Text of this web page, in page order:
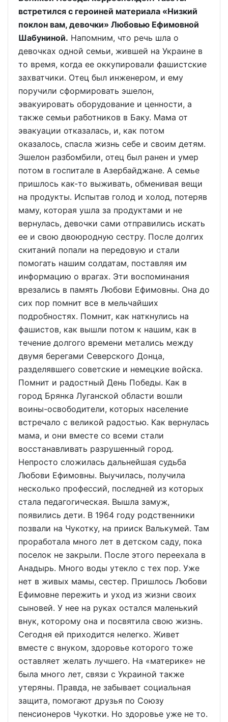
встретился с героиней материала «Низкий
поклон вам, девочки» Любовью Ефимовной
Шабуниной. Напомним, что речь шла о
девочках одной семьи, жившей на Украине в
то время, когда ее оккупировали фашистские
захватчики. Отец был инженером, и ему
поручили сформировать эшелон,
эвакуировать оборудование и ценности, а
также семьи работников в Баку. Мама от
эвакуации отказалась, и, как потом
оказалось, спасла жизнь себе и своим детям.
Эшелон разбомбили, отец был ранен и умер
потом в госпитале в Азербайджане. А семье
пришлось как-то выживать, обменивая вещи
на продукты. Испытав голод и холод, потеряв
маму, которая ушла за продуктами и не
вернулась, девочки сами отправились искать
ее и свою двоюродную сестру. После долгих
скитаний попали на передовую и стали
помогать нашим солдатам, поставляя им
информацию о врагах. Эти воспоминания
врезались в память Любови Ефимовны. Она до
сих пор помнит все в мельчайших
подробностях. Помнит, как наткнулись на
фашистов, как вышли потом к нашим, как в
течение долгого времени метались между
двумя берегами Северского Донца,
разделявшего советские и немецкие войска.
Помнит и радостный День Победы. Как в
город Брянка Луганской области вошли
воины-освободители, которых население
встречало с великой ра­достью. Как вернулась
мама, и они вместе со всеми стали
восстанавливать разрушенный город.
Непросто сложилась дальнейшая судьба
Любови Ефимовны. Выучилась, получила
несколько профессий, последней из которых
стала педагогическая. Вышла замуж,
появились дети. В 1964 году родственники
позвали на Чукотку, на прииск Валькумей. Там
проработала много лет в детском саду, пока
поселок не закрыли. После этого переехала в
Анадырь. Много воды утекло с тех пор. Уже
нет в живых мамы, сестер. Пришлось Любови
Ефимовне пережить и уход из жизни своих
сыновей. У нее на руках остался маленький
внук, которому она и посвятила свою жизнь.
Сегодня ей приходится нелегко. Живет
вместе с внуком, здоровье которого тоже
оставляет желать лучшего. На «материке» не
была много лет, связи с Украиной также
утеряны. Правда, не забывает социальная
защита, помогают друзья по Союзу
пенсионеров Чукотки. Но здоровье уже не то.